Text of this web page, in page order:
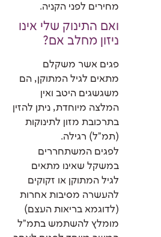
מחירים לפני הקניה.
ואם התינוק שלי אינו
ניזון מחלב אם?
פגים אשר משקלם
מתאים לגיל המתוקן, הם
משגשגים היטב ואין
המלצה מיוחדת, ניתן להזין
בתרכובת מזון לתינוקות
(תמ"ל) רגילה.
לפגים המשתחררים
במשקל שאינו מתאים
לגיל המתוקן או זקוקים
להעשרה מסיבות אחרות
(לדוגמא בריאות העצם)
מומלץ להשתמש בתמ"ל